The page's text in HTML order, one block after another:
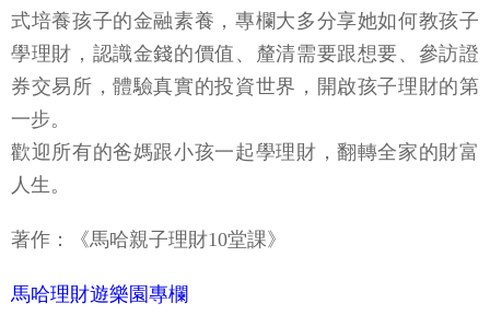
式培養孩子的金融素養，專欄大多分享她如何教孩子
學理財，認識金錢的價值、釐清需要跟想要、參訪證
券交易所，體驗真實的投資世界，開啟孩子理財的第
一步。
歡迎所有的爸媽跟小孩一起學理財，翻轉全家的財富
人生。
著作：《馬哈親子理財10堂課》
馬哈理財遊樂園專欄